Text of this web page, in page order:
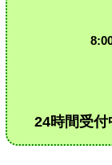
24時間受